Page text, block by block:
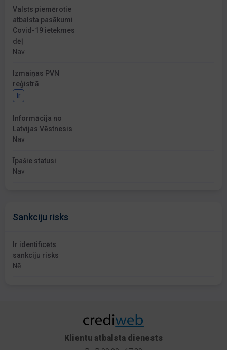
Valsts piemērotie
atbalsta pasākumi
Covid-19 ietekmes
dēļ
Nav
Izmaiņas PVN
reģistrā
Ir
Informācija no
Latvijas Vēstnesis
Nav
Īpašie statusi
Nav
Sankciju risks
Ir identificēts
sankciju risks
Nē
Klientu atbalsta dienests